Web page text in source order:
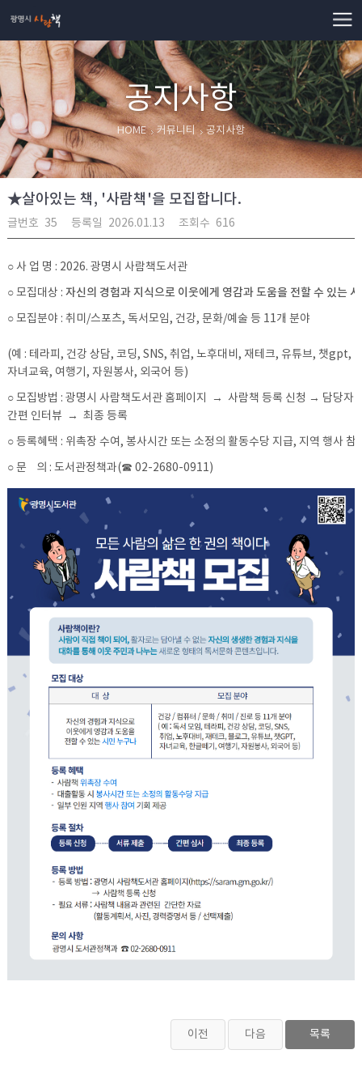
공지사항
HOME 커뮤니티 공지사항
★살아있는 책, '사람책'을 모집합니다.
글번호 35 등록일 2026.01.13 조회수 616
○ 사 업 명 : 2026. 광명시 사람책도서관
○ 모집대상 : 자신의 경험과 지식으로 이웃에게 영감과 도움을 전할 수 있는
○ 모집분야 : 취미/스포츠, 독서모임, 건강, 문화/예술 등 11개 분야
(예 : 테라피, 건강 상담, 코딩, SNS, 취업, 노후대비, 재테크, 유튜브, 챗gpt,
자녀교육, 여행기, 자원봉사, 외국어 등)
○ 모집방법 : 광명시 사람책도서관 홈페이지 → 사람책 등록 신청 → 담당자
간편 인터뷰 → 최종 등록
○ 등록혜택 : 위촉장 수여, 봉사시간 또는 소정의 활동수당 지급, 지역 행사 참
○ 문 의 : 도서관정책과(☎ 02-2680-0911)
이전 다음 목록